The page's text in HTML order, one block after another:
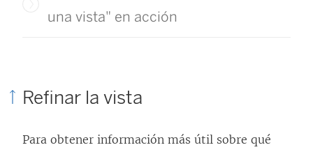
una vista" en acción
Refinar la vista
Para obtener información más útil sobre qué